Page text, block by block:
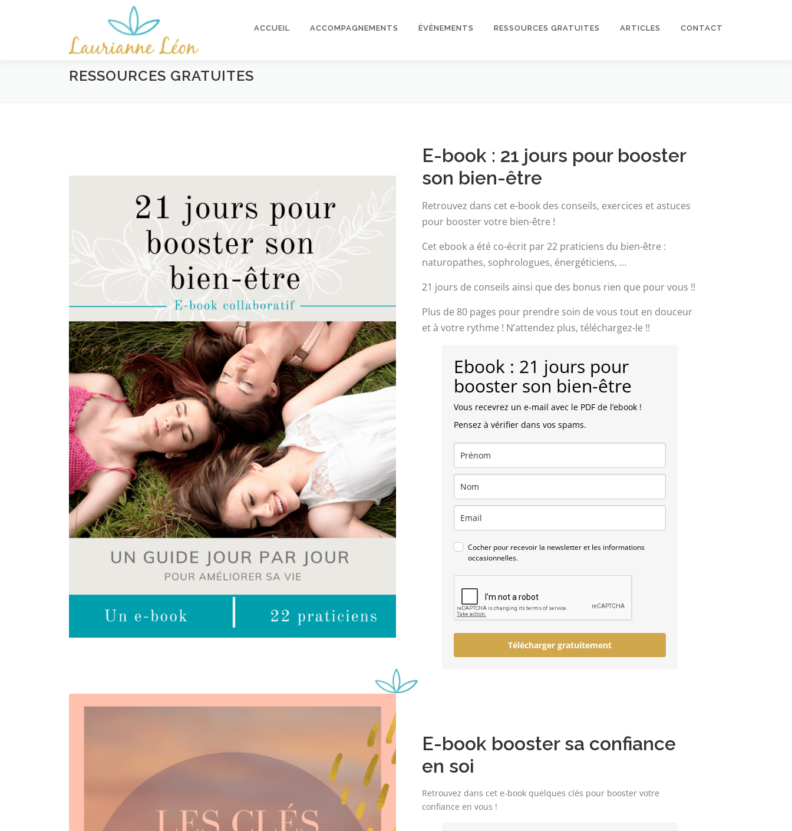
ACCUEIL ACCOMPAGNEMENTS ÉVÉNEMENTS RESSOURCES GRATUITES ARTICLES CONTACT
RESSOURCES GRATUITES
E-book : 21 jours pour booster
son bien-être
Retrouvez dans cet e-book des conseils, exercices et astuces
pour booster votre bien-être !
Cet ebook a été co-écrit par 22 praticiens du bien-être :
naturopathes, sophrologues, énergéticiens, …
21 jours de conseils ainsi que des bonus rien que pour vous !!
Plus de 80 pages pour prendre soin de vous tout en douceur
et à votre rythme ! N’attendez plus, téléchargez-le !!
Ebook : 21 jours pour
booster son bien-être
Vous recevrez un e-mail avec le PDF de l’ebook !
Pensez à vérifier dans vos spams.
Cocher pour recevoir la newsletter et les informations
occasionnelles.
Télécharger gratuitement
E-book booster sa confiance
en soi
Retrouvez dans cet e-book quelques clés pour booster votre
confiance en vous !